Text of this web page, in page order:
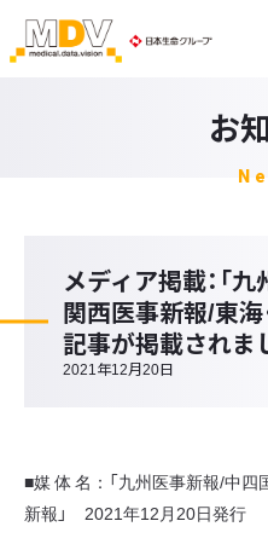
お
メディア掲載：「
関西医事新報/東海
記事が掲載されま
2021年12月20日
■媒 体 名：「九州医事新報/中
新報」 2021年12月20日発行